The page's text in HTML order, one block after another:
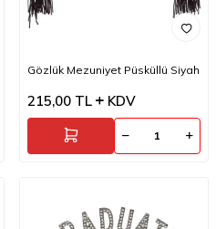
Gözlük Mezuniyet Püsküllü Siyah
215,00 TL KDV